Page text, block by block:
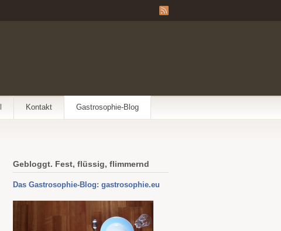
Kontakt Gastrosophie-Blog
Gebloggt. Fest, flüssig, flimmernd
Das Gastrosophie-Blog: gastrosophie.eu